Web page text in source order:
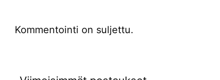
Kommentointi on suljettu.